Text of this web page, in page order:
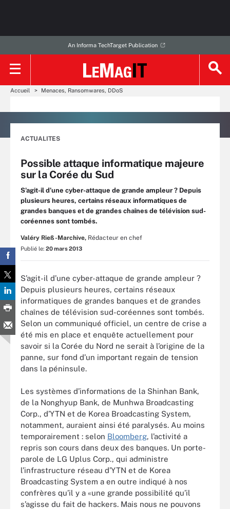
An Informa TechTarget Publication
Accueil Menaces, Ransomwares, DDoS
ACTUALITES
Possible attaque informatique majeure
sur la Corée du Sud
S’agit-il d’une cyber-attaque de grande ampleur ? Depuis
plusieurs heures, certains réseaux informatiques de
grandes banques et de grandes chaînes de télévision sud-
coréennes sont tombés.
Valéry Rieß-Marchive, Rédacteur en chef
Publié le: 20 mars 2013
S’agit-il d’une cyber-attaque de grande ampleur ?
Depuis plusieurs heures, certains réseaux
informatiques de grandes banques et de grandes
chaînes de télévision sud-coréennes sont tombés.
Selon un communiqué officiel, un centre de crise a
été mis en place et enquête actuellement pour
savoir si la Corée du Nord ne serait à l’origine de la
panne, sur fond d’un important regain de tension
dans la péninsule.
Les systèmes d’informations de la Shinhan Bank,
de la Nonghyup Bank, de Munhwa Broadcasting
Corp., d’YTN et de Korea Broadcasting System,
notamment, auraient ainsi été paralysés. Au moins
temporairement : selon Bloomberg, l’activité a
repris son cours dans deux des banques. Un porte-
parole de LG Uplus Corp., qui administre
l’infrastructure réseau d’YTN et de Korea
Broadcasting System a en outre indiqué à nos
confrères qu’il y a «une grande possibilité qu’il
s’agisse du fait de hackers. Mais nous ne pouvons